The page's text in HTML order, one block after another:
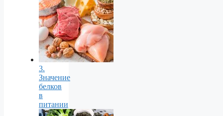
3.
Значение
белков
в
питании